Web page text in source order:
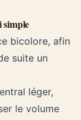
simple
bicolore, afin
suite un
léger,
le volume